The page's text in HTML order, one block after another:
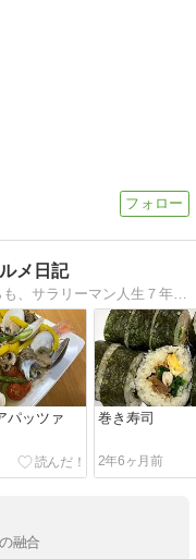
メ日記
いつかは喫茶店開業！！と思いながらも、サラリーマン人生７年目を迎えてしまった珈琲好き中年男のコーヒーのある日常
パッツァ 巻き寿司
2年6ヶ月前
融合